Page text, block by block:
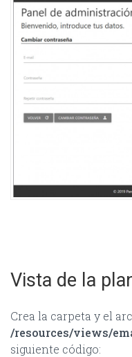
Vista de la
Crea la carpeta y el
/resources/views/
siguiente código: